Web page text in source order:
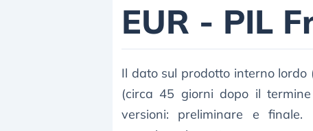
EUR - PIL
Il dato sul prodotto interno
(circa 45 giorni dopo il
versioni: preliminare e